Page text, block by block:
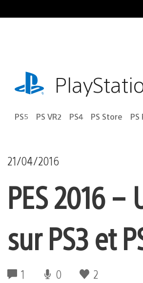
au
playstation.com
PS5 PS VR2 PS4 PS Store PS
21/04/2016
PES 2016
sur PS3 et
1 0 2